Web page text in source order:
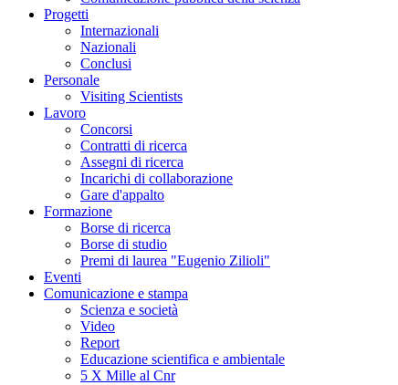
Progetti
Internazionali
Nazionali
Conclusi
Personale
Visiting Scientists
Lavoro
Concorsi
Contratti di ricerca
Assegni di ricerca
Incarichi di collaborazione
Gare d'appalto
Formazione
Borse di ricerca
Borse di studio
Premi di laurea "Eugenio Zilioli"
Eventi
Comunicazione e stampa
Scienza e società
Video
Report
Educazione scientifica e ambientale
5 X Mille al Cnr